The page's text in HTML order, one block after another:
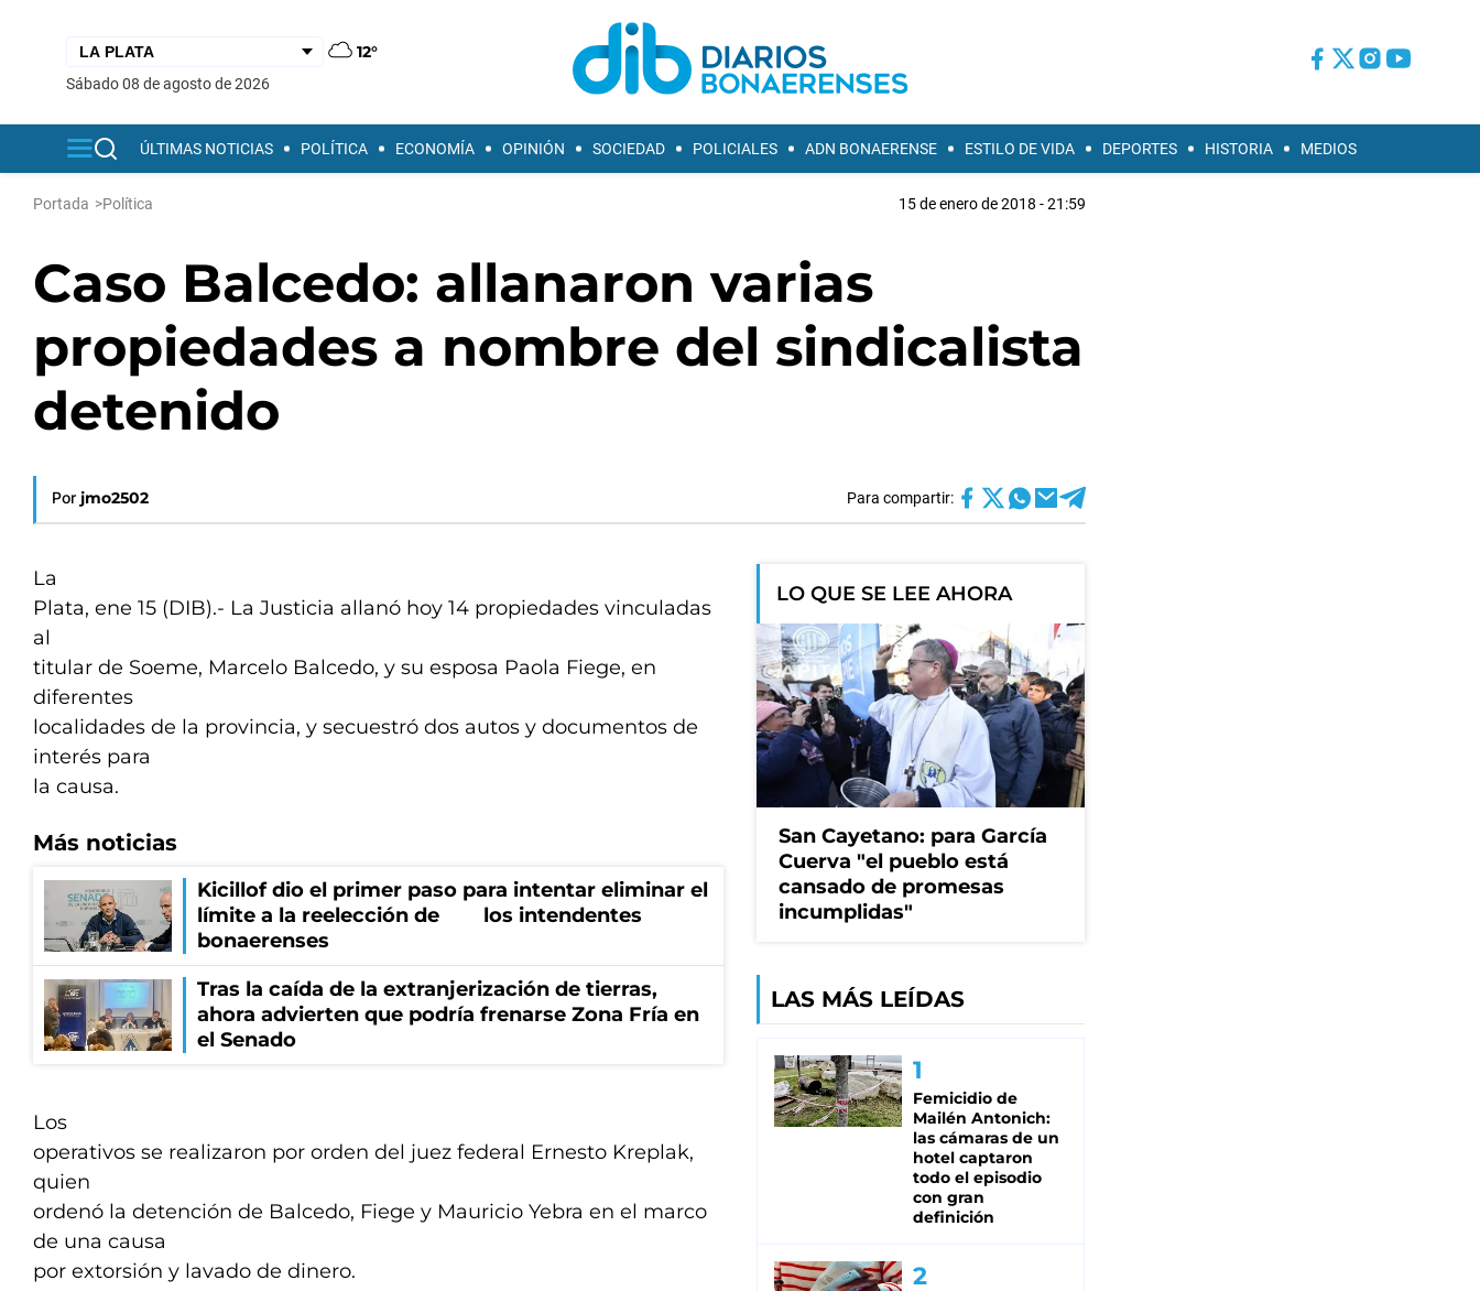
12°
sábado 08 de agosto de 2026
ÚLTIMAS NOTICIAS POLÍTICA ECONOMÍA OPINIÓN SOCIEDAD POLICIALES ADN BONAERENSE ESTILO DE VIDA DEPORTES HISTORIA MEDIOS
Portada >Política 15 de enero de 2018 - 21:59
Caso Balcedo: allanaron varias
propiedades a nombre del sindicalista
detenido
Por jmo2502 Para compartir:
La
Plata, ene 15 (DIB).- La Justicia allanó hoy 14 propiedades vinculadas
al
titular de Soeme, Marcelo Balcedo, y su esposa Paola Fiege, en
diferentes
localidades de la provincia, y secuestró dos autos y documentos de
interés para
la causa.
Más noticias
Kicillof dio el primer paso para intentar eliminar el
límite a la reelección de los intendentes
bonaerenses
Tras la caída de la extranjerización de tierras,
ahora advierten que podría frenarse Zona Fría en
el Senado
Los
operativos se realizaron por orden del juez federal Ernesto Kreplak,
quien
ordenó la detención de Balcedo, Fiege y Mauricio Yebra en el marco
de una causa
por extorsión y lavado de dinero.
LO QUE SE LEE AHORA
San Cayetano: para García
Cuerva "el pueblo está
cansado de promesas
incumplidas"
LAS MÁS LEÍDAS
Femicidio de
Mailén Antonich:
las cámaras de un
hotel captaron
todo el episodio
con gran
definición